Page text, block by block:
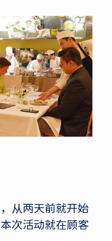
从两天前就开始
次活动就在顾客